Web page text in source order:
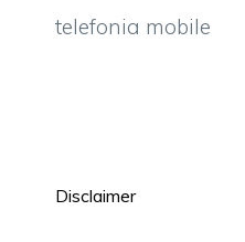
telefonia mobile
Disclaimer